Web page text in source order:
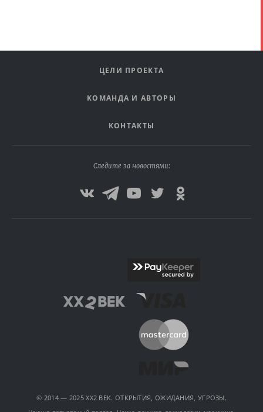
ЦЕЛИ ПРОЕКТА
КОМАНДА И АВТОРЫ
КОНТАКТЫ
Следите за новостями:
© 2014 — 2025 XX2 ВЕК. ОТКРЫТИЯ, ОЖИДАНИЯ, УГРОЗЫ.